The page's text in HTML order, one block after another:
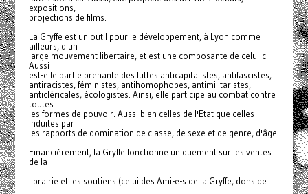
expositions,
projections de films.
La Gryffe est un outil pour le développement, à Lyon comme
ailleurs, d'un
large mouvement libertaire, et est une composante de celui-ci.
Aussi
est-elle partie prenante des luttes anticapitalistes, antifascistes,
antiracistes, féministes, antihomophobes, antimilitaristes,
anticléricales, écologistes. Ainsi, elle participe au combat contre
toutes
les formes de pouvoir. Aussi bien celles de l'Etat que celles
induites par
les rapports de domination de classe, de sexe et de genre, d'âge.
Financièrement, la Gryffe fonctionne uniquement sur les ventes
de la
librairie et les soutiens (celui des Ami-e-s de la Gryffe, dons de